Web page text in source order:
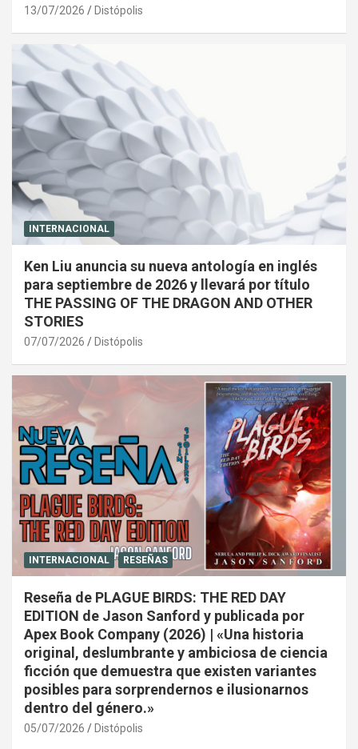
13/07/2026 Distópolis
INTERNACIONAL
Ken Liu anuncia su nueva antología en inglés
para septiembre de 2026 y llevará por título
THE PASSING OF THE DRAGON AND OTHER
STORIES
07/07/2026 Distópolis
INTERNACIONAL RESEÑAS
Reseña de PLAGUE BIRDS: THE RED DAY
EDITION de Jason Sanford y publicada por
Apex Book Company (2026) | «Una historia
original, deslumbrante y ambiciosa de ciencia
ficción que demuestra que existen variantes
posibles para sorprendernos e ilusionarnos
dentro del género.»
05/07/2026 Distópolis